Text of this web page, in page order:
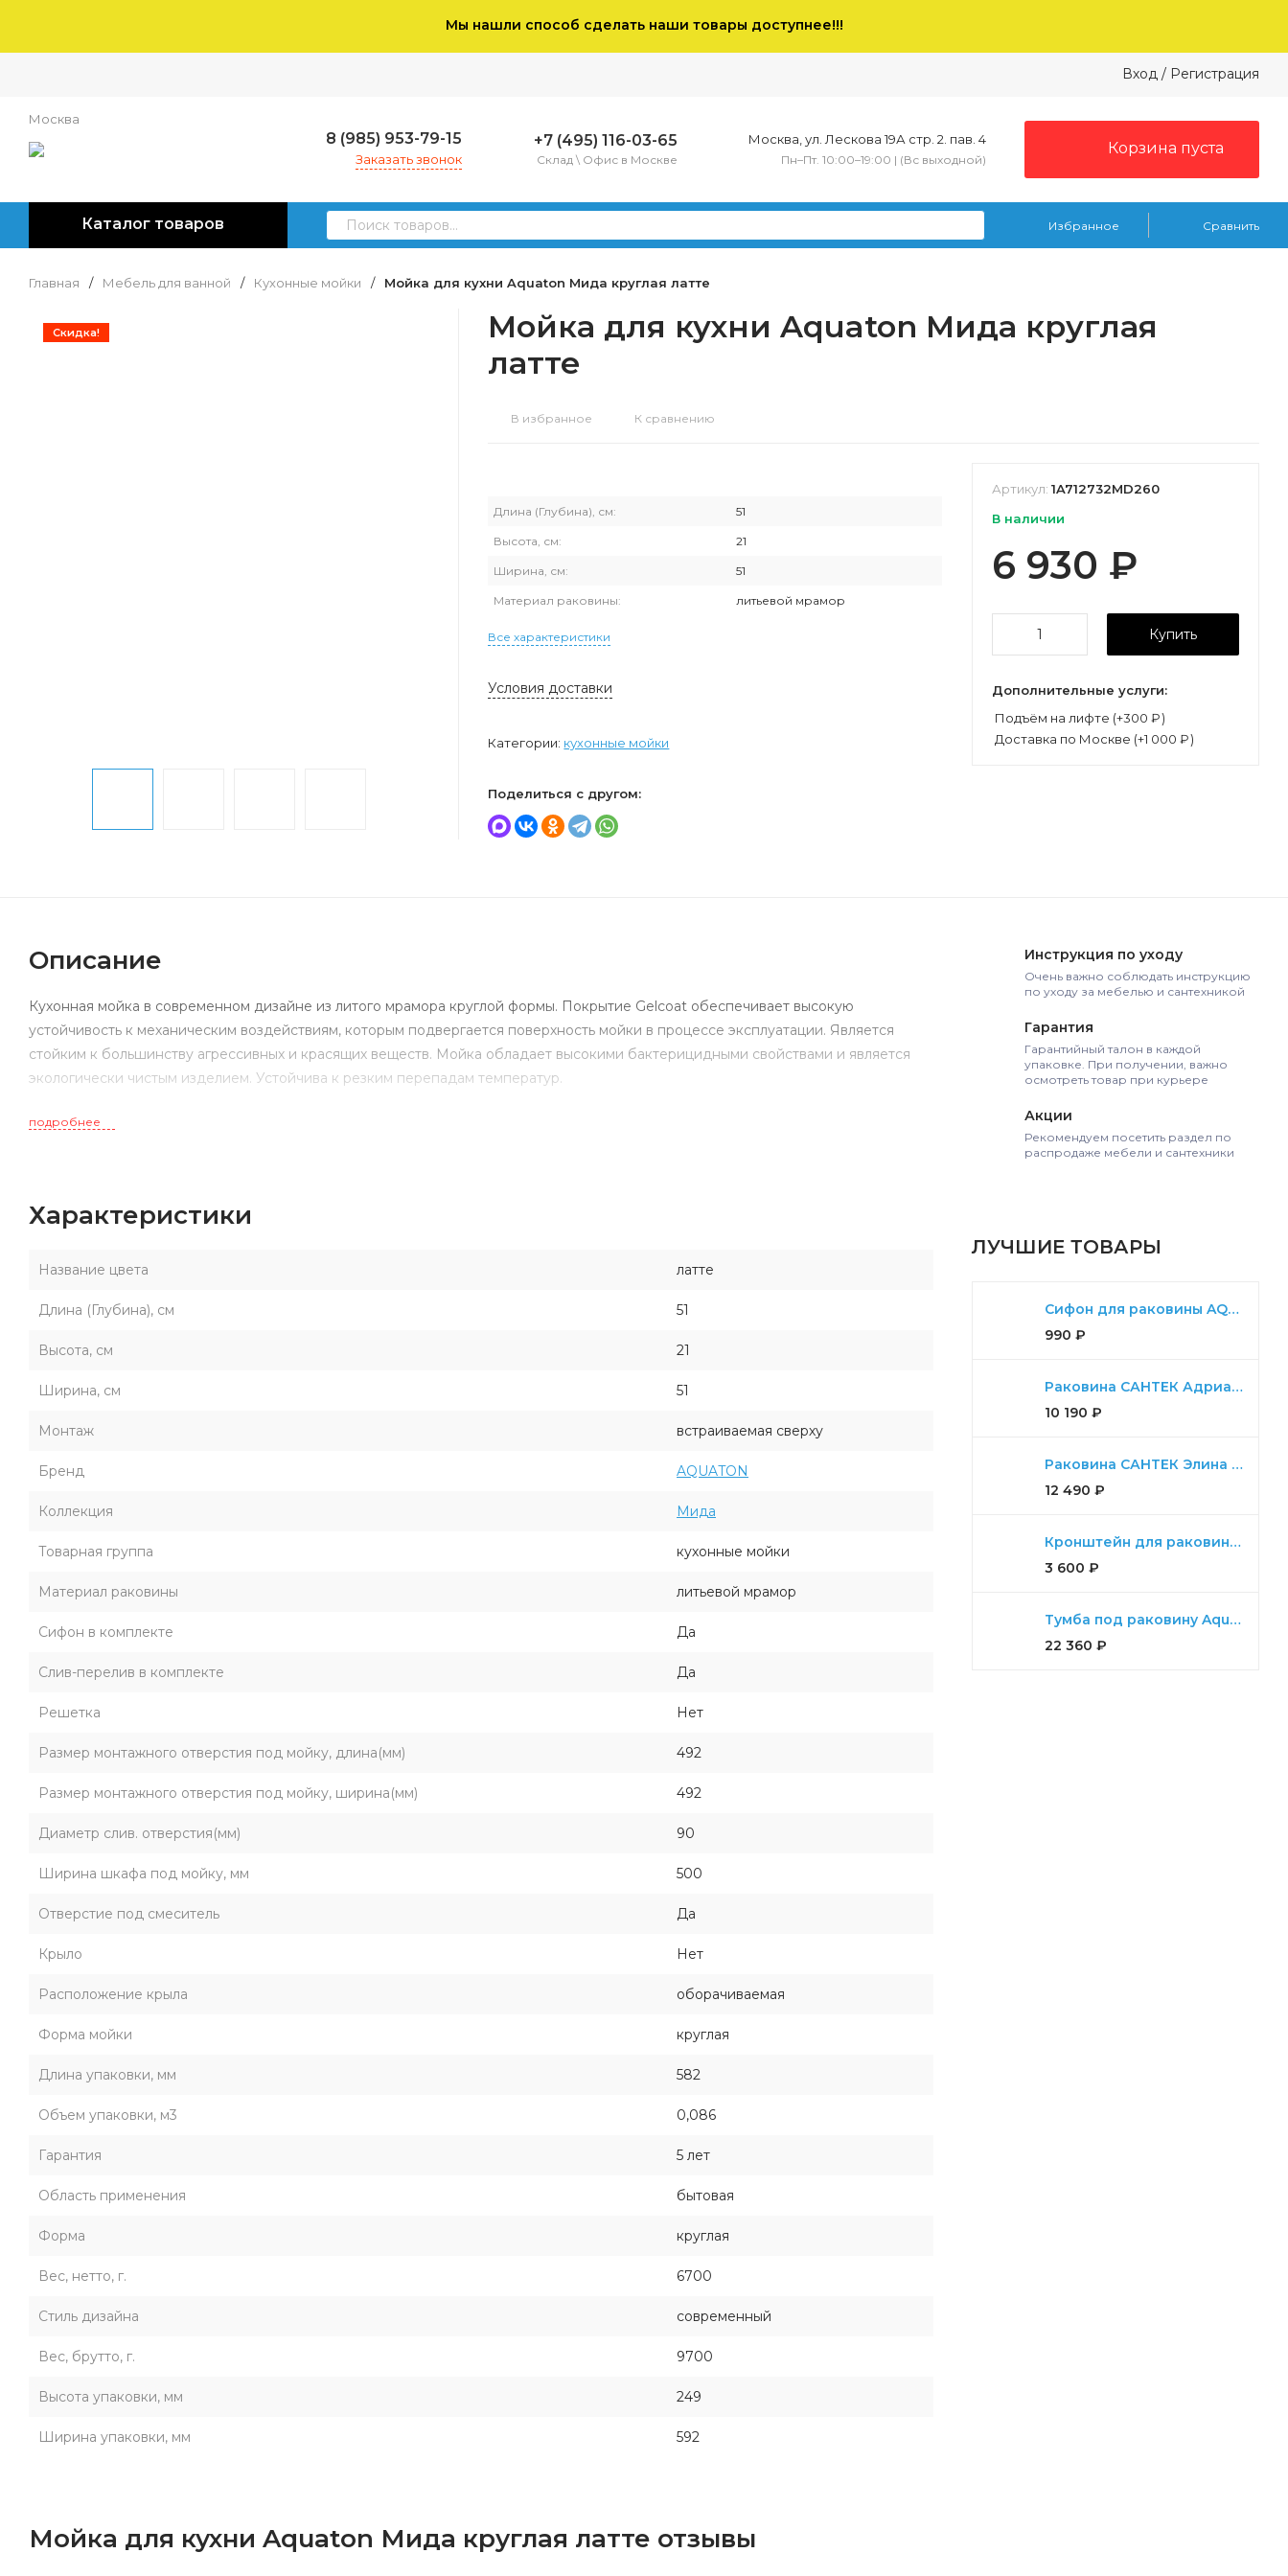
Мы нашли способ сделать наши товары доступнее!!!
Москва
Вход / Регистрация
8 (985) 953-79-15
Заказать звонок
+7 (495) 116-03-65
Склад \ Офис в Москве
Москва, ул. Лескова 19А стр. 2. пав. 4
Пн–Пт. 10:00–19:00 | (Вс выходной)
Корзина пуста
Каталог товаров Избранное Сравнить
Главная / Мебель для ванной / Кухонные мойки / Мойка для кухни Aquaton Мида круглая латте
Скидка!
Мойка для кухни Aquaton Мида круглая
латте
В избранное К сравнению
Длина (Глубина), см: 51
Высота, см: 21
Ширина, см: 51
Материал раковины: литьевой мрамор
Все характеристики
Условия доставки
Категории: кухонные мойки
Поделиться с другом:
Артикул: 1A712732MD260
В наличии
6 930 ₽
Купить
Дополнительные услуги:
Подъём на лифте (+300 ₽)
Доставка по Москве (+1 000 ₽)
Инструкция по уходу
Очень важно соблюдать инструкцию
по уходу за мебелью и сантехникой
Гарантия
Гарантийный талон в каждой
упаковке. При получении, важно
осмотреть товар при курьере
Акции
Рекомендуем посетить раздел по
распродаже мебели и сантехники
ЛУЧШИЕ ТОВАРЫ
Сифон для раковины AQUATON универсальный
990 ₽
Раковина САНТЕК Адриана 90
10 190 ₽
Раковина САНТЕК Элина 100
12 490 ₽
Кронштейн для раковины Aquaton Ричмонд комплект для 80,100,120
3 600 ₽
Тумба под раковину Aquaton Ария 65 Н белый
22 360 ₽
Описание
Кухонная мойка в современном дизайне из литого мрамора круглой формы. Покрытие Gelcoat обеспечивает высокую
устойчивость к механическим воздействиям, которым подвергается поверхность мойки в процессе эксплуатации. Является
стойким к большинству агрессивных и красящих веществ. Мойка обладает высокими бактерицидными свойствами и является
экологически чистым изделием. Устойчива к резким перепадам температур.
подробнее
Характеристики
Название цвета латте
Длина (Глубина), см 51
Высота, см 21
Ширина, см 51
Монтаж встраиваемая сверху
Бренд AQUATON
Коллекция Мида
Товарная группа кухонные мойки
Материал раковины литьевой мрамор
Сифон в комплекте Да
Слив-перелив в комплекте Да
Решетка Нет
Размер монтажного отверстия под мойку, длина(мм) 492
Размер монтажного отверстия под мойку, ширина(мм) 492
Диаметр слив. отверстия(мм) 90
Ширина шкафа под мойку, мм 500
Отверстие под смеситель Да
Крыло Нет
Расположение крыла оборачиваемая
Форма мойки круглая
Длина упаковки, мм 582
Объем упаковки, м3 0,086
Гарантия 5 лет
Область применения бытовая
Форма круглая
Вес, нетто, г. 6700
Стиль дизайна современный
Вес, брутто, г. 9700
Высота упаковки, мм 249
Ширина упаковки, мм 592
Мойка для кухни Aquaton Мида круглая латте отзывы